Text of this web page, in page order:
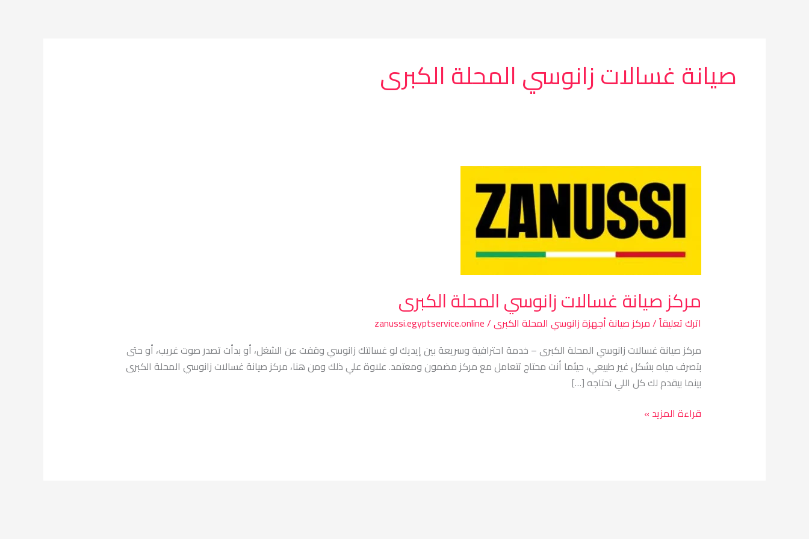
صيانة غسالات زانوسي المحلة الكبرى
مركز صيانة غسالات زانوسي المحلة الكبرى
اترك تعليقاً/مركز صيانة أجهزة زانوسي المحلة الكبرى/
zanussi.egyptservice.online
مركز صيانة غسالات زانوسي المحلة الكبرى – خدمة احترافية وسريعة بين إيديك لو غسالتك زانوسي وقفت عن الشغل، أو بدأت تصدر صوت غريب، أو حتى
بتصرف مياه بشكل غير طبيعي، حيثما أنت محتاج تتعامل مع مركز مضمون ومعتمد. علاوة علي ذلك ومن هنا، مركز صيانة غسالات زانوسي المحلة الكبرى
بينما بيقدم لك كل اللي تحتاجه […]
صيانة
المحلة
الكبرى
قراءة المزيد »